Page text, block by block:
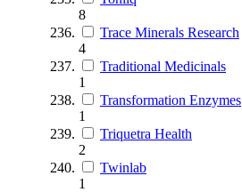
8
Trace Minerals Research
4
Traditional Medicinals
1
Transformation Enzymes
1
Triquetra Health
2
Twinlab
1